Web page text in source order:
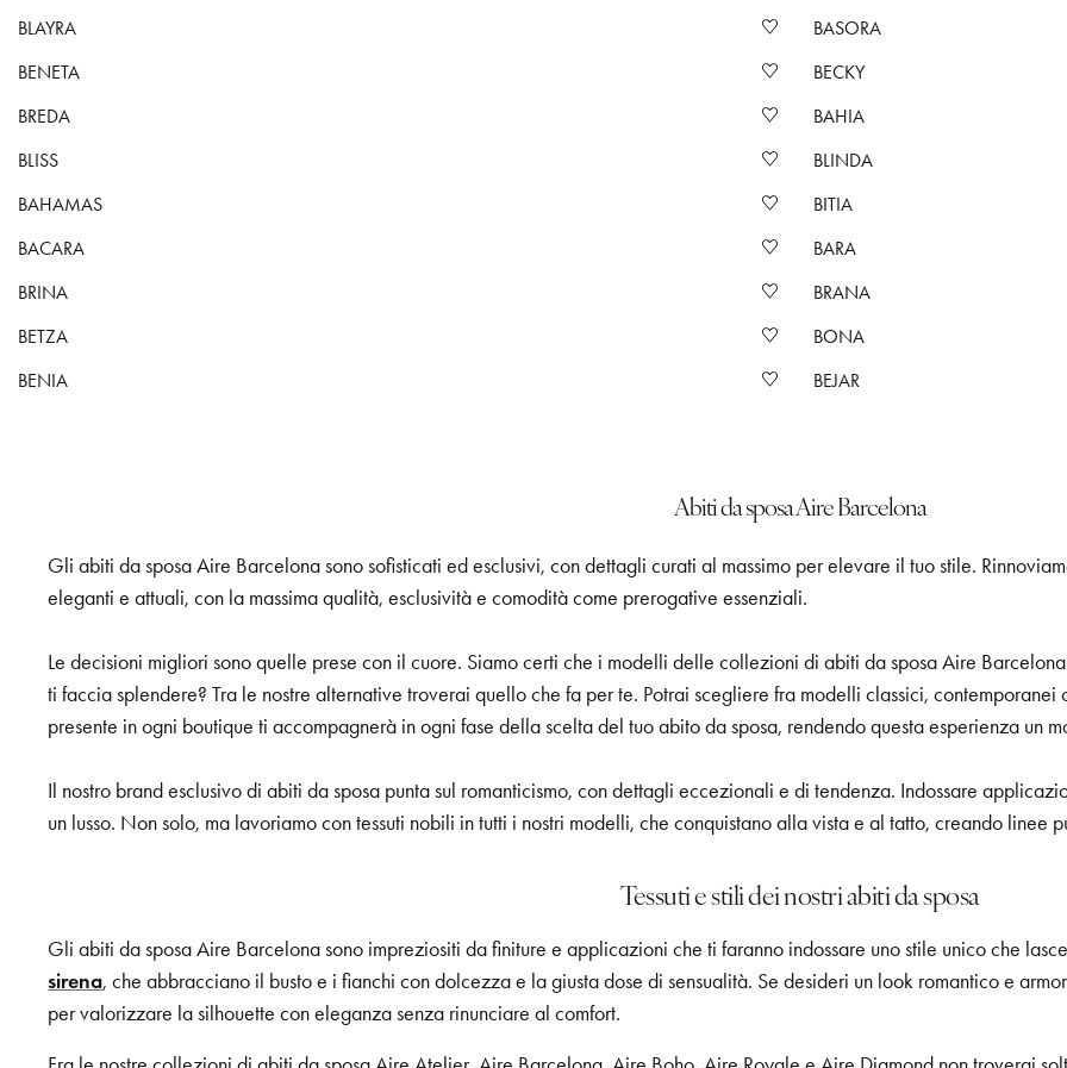
BLAYRA
BASORA
BENETA
BECKY
BREDA
BAHIA
BLISS
BLINDA
BAHAMAS
BITIA
BACARA
BARA
BRINA
BRANA
BETZA
BONA
BENIA
BEJAR
Abiti da sposa Aire Barcelona
Gli abiti da sposa Aire Barcelona sono sofisticati ed esclusivi, con dettagli curati al massimo per elevare il tuo stile.
eleganti e attuali, con la massima qualità, esclusività e comodità come prerogative essenziali.
Le decisioni migliori sono quelle prese con il cuore. Siamo certi che i modelli delle collezioni di abiti da sposa Aire
ti faccia splendere? Tra le nostre alternative troverai quello che fa per te. Potrai scegliere fra modelli classici,
presente in ogni boutique ti accompagnerà in ogni fase della scelta del tuo abito da sposa, rendendo questa esperienza un
Il nostro brand esclusivo di abiti da sposa punta sul romanticismo, con dettagli eccezionali e di tendenza. Indossare
un lusso. Non solo, ma lavoriamo con tessuti nobili in tutti i nostri modelli, che conquistano alla vista e al tatto, creando linee
Tessuti e stili dei nostri abiti da sposa
Gli abiti da sposa Aire Barcelona sono impreziositi da finiture e applicazioni che ti faranno indossare uno stile unico che
sirena, che abbracciano il busto e i fianchi con dolcezza e la giusta dose di sensualità. Se desideri un look romantico e
per valorizzare la silhouette con eleganza senza rinunciare al comfort.